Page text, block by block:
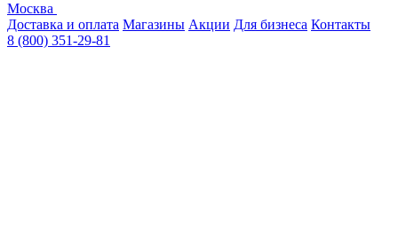
Москва
Доставка и оплата Магазины Акции Для бизнеса Контакты
8 (800) 351-29-81